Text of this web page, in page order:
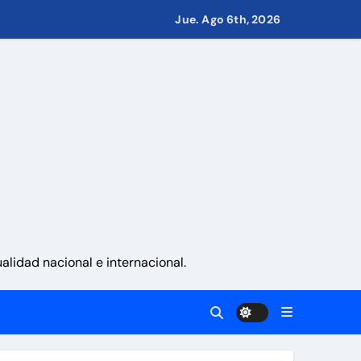
Guaira
6 de agosto 2026
Jue. Ago 6th, 2026
nacional e internacional.